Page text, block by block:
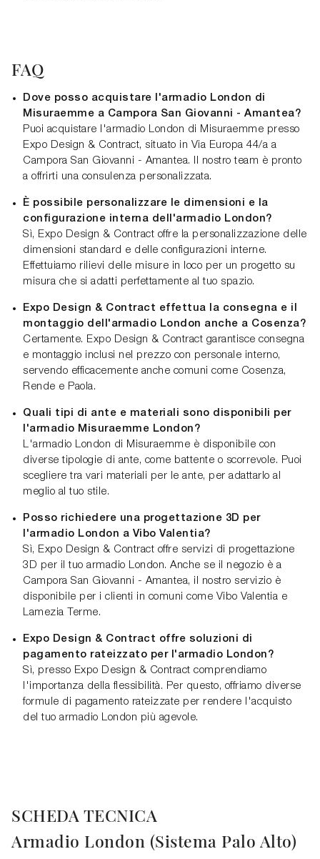
FAQ
Dove posso acquistare l'armadio London di
Misuraemme a Campora San Giovanni - Amantea?
Puoi acquistare l'armadio London di Misuraemme presso
Expo Design & Contract, situato in Via Europa 44/a a
Campora San Giovanni - Amantea. Il nostro team è pronto
a offrirti una consulenza personalizzata.
È possibile personalizzare le dimensioni e la
configurazione interna dell'armadio London?
Sì, Expo Design & Contract offre la personalizzazione delle
dimensioni standard e delle configurazioni interne.
Effettuiamo rilievi delle misure in loco per un progetto su
misura che si adatti perfettamente al tuo spazio.
Expo Design & Contract effettua la consegna e il
montaggio dell'armadio London anche a Cosenza?
Certamente. Expo Design & Contract garantisce consegna
e montaggio inclusi nel prezzo con personale interno,
servendo efficacemente anche comuni come Cosenza,
Rende e Paola.
Quali tipi di ante e materiali sono disponibili per
l'armadio Misuraemme London?
L'armadio London di Misuraemme è disponibile con
diverse tipologie di ante, come battente o scorrevole. Puoi
scegliere tra vari materiali per le ante, per adattarlo al
meglio al tuo stile.
Posso richiedere una progettazione 3D per
l'armadio London a Vibo Valentia?
Sì, Expo Design & Contract offre servizi di progettazione
3D per il tuo armadio London. Anche se il negozio è a
Campora San Giovanni - Amantea, il nostro servizio è
disponibile per i clienti in comuni come Vibo Valentia e
Lamezia Terme.
Expo Design & Contract offre soluzioni di
pagamento rateizzato per l'armadio London?
Sì, presso Expo Design & Contract comprendiamo
l'importanza della flessibilità. Per questo, offriamo diverse
formule di pagamento rateizzate per rendere l'acquisto
del tuo armadio London più agevole.
SCHEDA TECNICA
Armadio London (Sistema Palo Alto)